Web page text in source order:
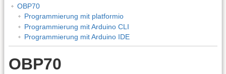
OBP70
Programmierung mit platformio
Programmierung mit Arduino CLI
Programmierung mit Arduino IDE
OBP70